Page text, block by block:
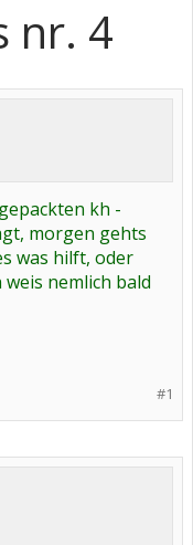
nr. 4
kh -
morgen gehts
was hilft, oder
nemlich bald
#1